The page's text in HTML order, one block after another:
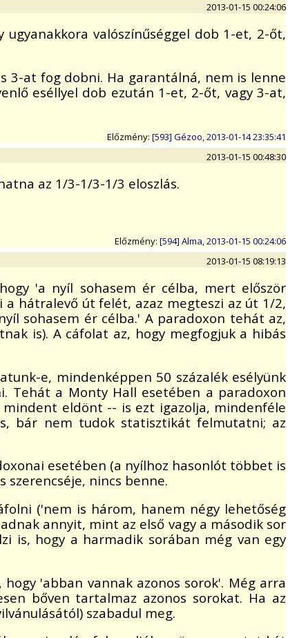
2013-01-15 00:24:06
valószínűséggel dob 1-et, 2-őt,
3-at fog dobni. Ha garantálná, nem is lenne
eséllyel dob ezután 1-et, 2-őt, vagy 3-at,
Előzmény: [593] Gézoo, 2013-01-14 23:35:41
2013-01-15 00:48:30
az 1/3-1/3-1/3 eloszlás.
Előzmény: [594] Alma, 2013-01-15 00:24:06
2013-01-15 08:19:13
'a nyíl sohasem ér célba, mert először
hátralevő út felét, azaz megteszi az út 1/2,
sohasem ér célba.' A paradoxon tehát az,
is). A cáfolat az, hogy megfogjuk a hibás
e, mindenképpen 50 százalék esélyünk
Tehát a Monty Hall esetében a paradoxon
eldönt -- is ezt igazolja, mindenféle
bár nem tudok statisztikát felmutatni; az
esetében (a nyílhoz hasonlót többet is
nincs benne.
('nem is három, hanem négy lehetőség
annyit, mint az első vagy a második sor
is, hogy a harmadik sorában még van egy
'abban vannak azonos sorok'. Még arra
bőven tartalmaz azonos sorokat. Ha az
szabadul meg.